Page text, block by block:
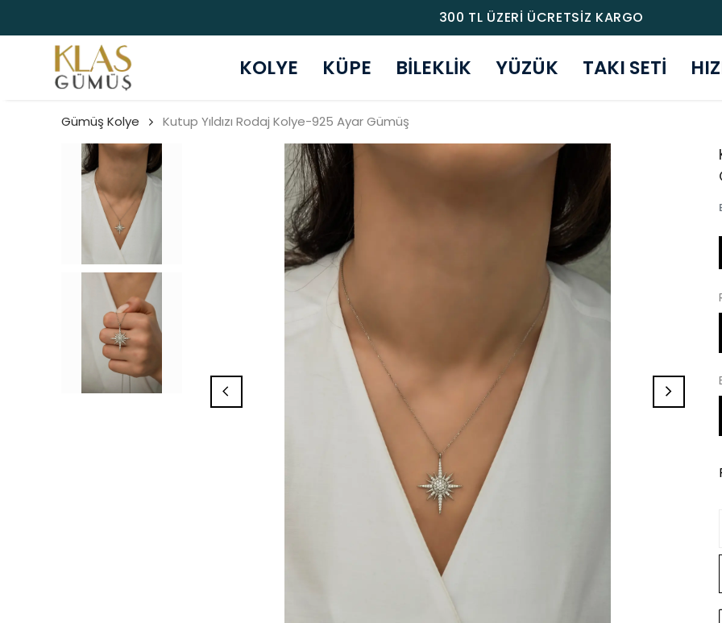
300 TL ÜZERİ ÜCRETSİZ KARGO
KOLYE KÜPE BİLEKLİK YÜZÜK TAKI SETİ
Gümüş Kolye Kutup Yıldızı Rodaj Kolye-925 Ayar Gümüş